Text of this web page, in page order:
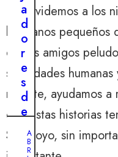
No olvidemos a los
hermanos pequeños
de sus amigos
sociedades
rescate, ayudamos
que estas historias
Su apoyo, sin
i
n
e
s
p
e
r
a
e
r
a
h
i
s
t
o
a
d
o
r
e
s
d
e
nA
B
R